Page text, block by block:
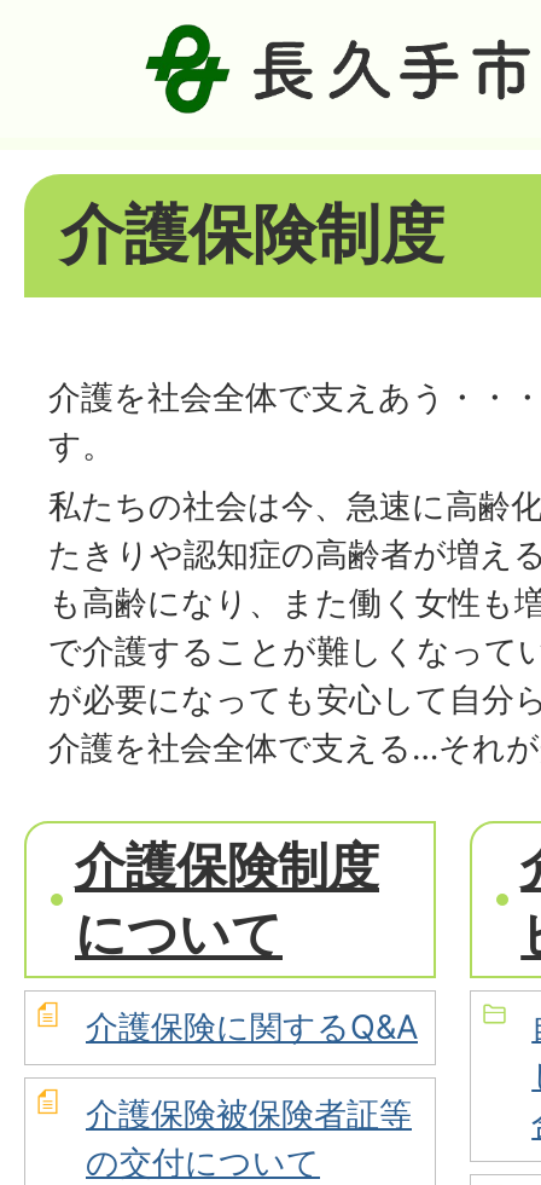
介護保険制度
介護を社会全体で支えあう・・
す。
私たちの社会は今、急速に高齢
たきりや認知症の高齢者が増え
も高齢になり、また働く女性も
で介護することが難しくなって
が必要になっても安心して自分
介護を社会全体で支える…それ
介護保険制度
について
介護保険に関するQ&A
介護保険被保険者証等
の交付について